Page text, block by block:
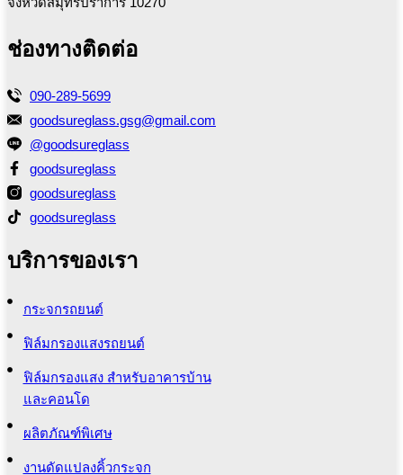
ช่องทางติดต่อ
090-289-5699
goodsureglass.gsg@gmail.com
@goodsureglass
goodsureglass
goodsureglass
goodsureglass
บริการของเรา
กระจกรถยนต์
ฟิล์มกรองแสงรถยนต์
ฟิล์มกรองแสง สำหรับอาคารบ้าน
และคอนโด
ผลิตภัณฑ์พิเศษ
งานดัดแปลงคิ้วกระจก